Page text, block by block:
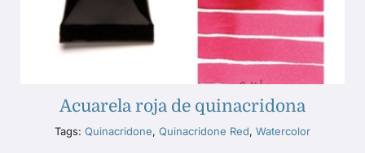
Acuarela roja de quinacridona
Tags: Quinacridone, Quinacridone Red, Watercolor